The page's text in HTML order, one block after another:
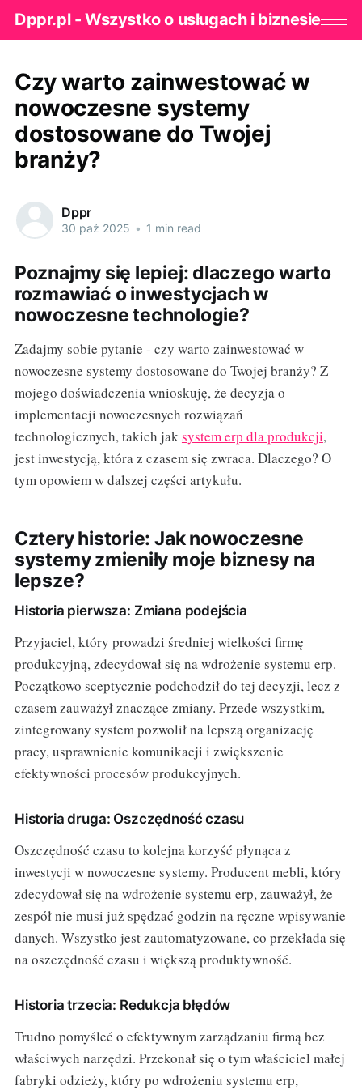
Dppr.pl - Wszystko o usługach i biznesie
Czy warto zainwestować w
nowoczesne systemy
dostosowane do Twojej
branży?
Dppr
30 paź 2025 • 1 min read
Poznajmy się lepiej: dlaczego warto
rozmawiać o inwestycjach w
nowoczesne technologie?
Zadajmy sobie pytanie - czy warto zainwestować w
nowoczesne systemy dostosowane do Twojej branży? Z
mojego doświadczenia wnioskuję, że decyzja o
implementacji nowoczesnych rozwiązań
technologicznych, takich jaksystem erp dla produkcji,
jest inwestycją, która z czasem się zwraca. Dlaczego? O
tym opowiem w dalszej części artykułu.
Cztery historie: Jak nowoczesne
systemy zmieniły moje biznesy na
lepsze?
Historia pierwsza: Zmiana podejścia
Przyjaciel, który prowadzi średniej wielkości firmę
produkcyjną, zdecydował się na wdrożenie systemu erp.
Początkowo sceptycznie podchodził do tej decyzji, lecz z
czasem zauważył znaczące zmiany. Przede wszystkim,
zintegrowany system pozwolił na lepszą organizację
pracy, usprawnienie komunikacji i zwiększenie
efektywności procesów produkcyjnych.
Historia druga: Oszczędność czasu
Oszczędność czasu to kolejna korzyść płynąca z
inwestycji w nowoczesne systemy. Producent mebli, który
zdecydował się na wdrożenie systemu erp, zauważył, że
zespół nie musi już spędzać godzin na ręczne wpisywanie
danych. Wszystko jest zautomatyzowane, co przekłada się
na oszczędność czasu i większą produktywność.
Historia trzecia: Redukcja błędów
Trudno pomyśleć o efektywnym zarządzaniu firmą bez
właściwych narzędzi. Przekonał się o tym właściciel małej
fabryki odzieży, który po wdrożeniu systemu erp,